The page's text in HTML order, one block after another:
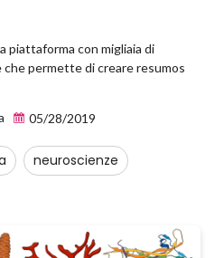
piattaforma con migliaia di
permette di creare resumos
05/28/2019
neuroscienze